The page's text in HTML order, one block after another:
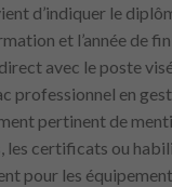
d’indiquer le
et l’année de fin
avec le poste
professionnel en
pertinent de
les certificats ou
pour les